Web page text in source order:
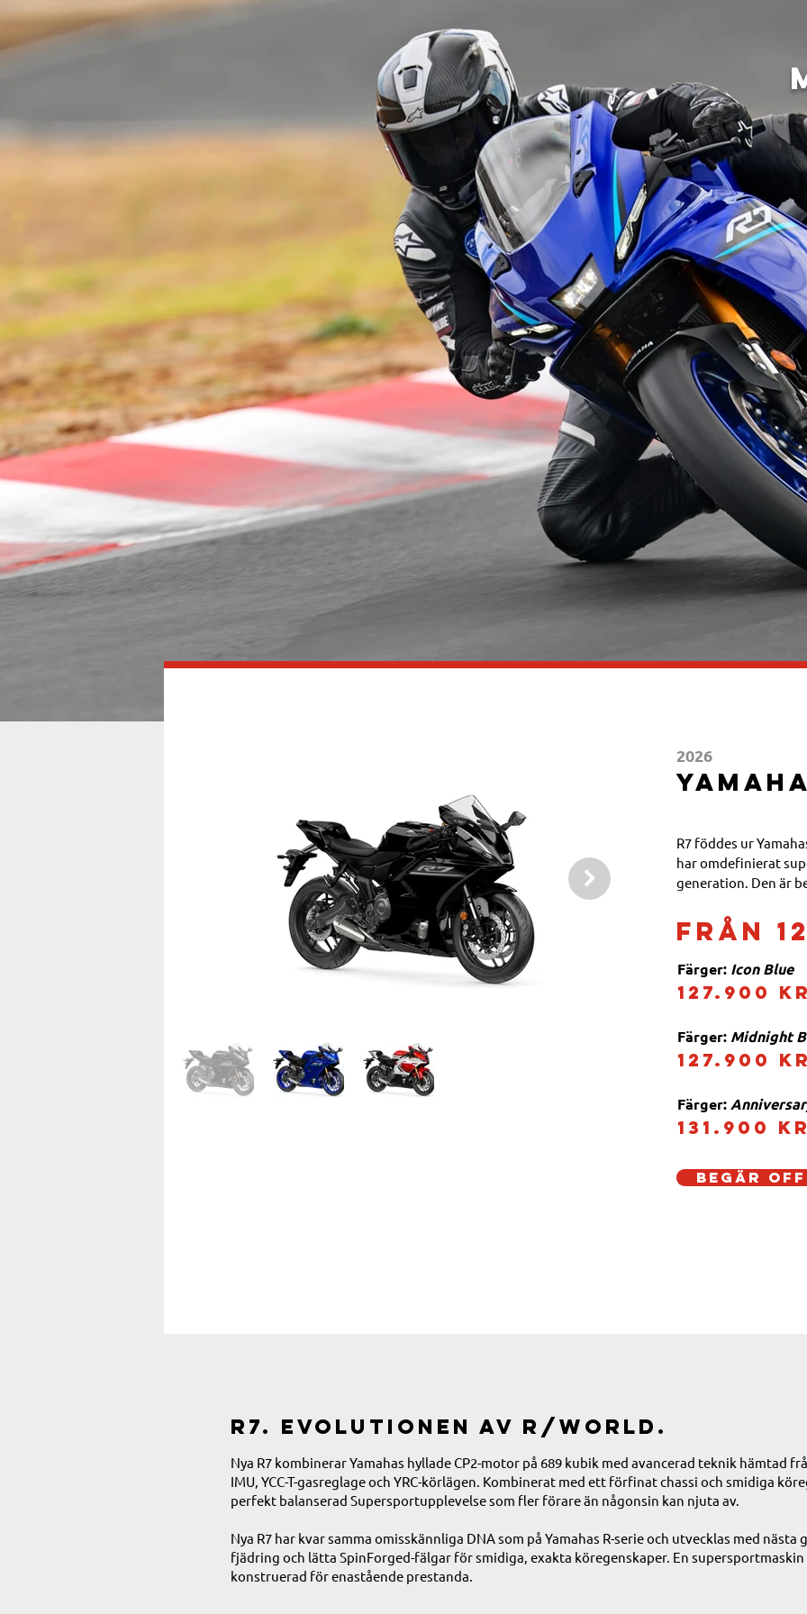
2026
R7 föddes ur
har omdefinierat
generation. Den är
förbättrad
och balans på en
och lättillgänglig
Från
Färger: Icon Blue
127.900
Färger: Midnight
127.900
Färger:
131.900
Begär
R7. Evolutionen av R/World.
Nya R7 kombinerar Yamahas hyllade CP2-motor på 689 kubik med avancerad teknik hämtad
IMU, YCC-T-gasreglage och YRC-körlägen. Kombinerat med ett förfinat chassi och smidiga
perfekt balanserad Supersportupplevelse som fler förare än någonsin kan njuta av.
Nya R7 har kvar samma omisskännliga DNA som på Yamahas R-serie och utvecklas med
fjädring och lätta SpinForged-fälgar för smidiga, exakta köregenskaper. En
konstruerad för enastående prestanda.